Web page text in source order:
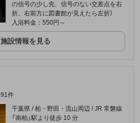
の信号の少し先、信号のない交差点を右
折、右前方に図書館が見えたら左折）
入浴料金：550円～
施設情報を見る
91件
千葉県 / 柏・野田・流山周辺 / JR 常磐線
「南柏」駅より徒歩 10 分